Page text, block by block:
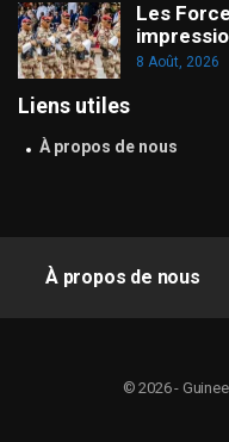
Les
8 Août, 2026
Liens utiles
À propos de nous
À propos de nous
© 2026 -